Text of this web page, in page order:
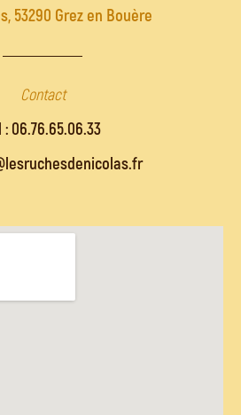
53290 Grez en Bouère
Contact
: 06.76.65.06.33